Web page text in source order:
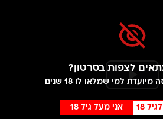
לצפות בסרטון?
למי שמלאו לו 18 שנים
18 אני מעל גיל 18